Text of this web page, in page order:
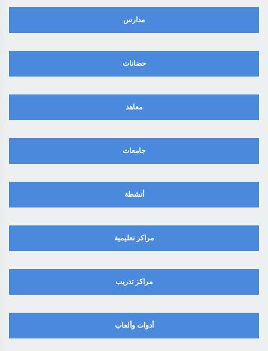
مدارس
حضانات
معاهد
جامعات
أنشطة
مراكز تعليمية
مراكز تدريب
أدوات وألعاب